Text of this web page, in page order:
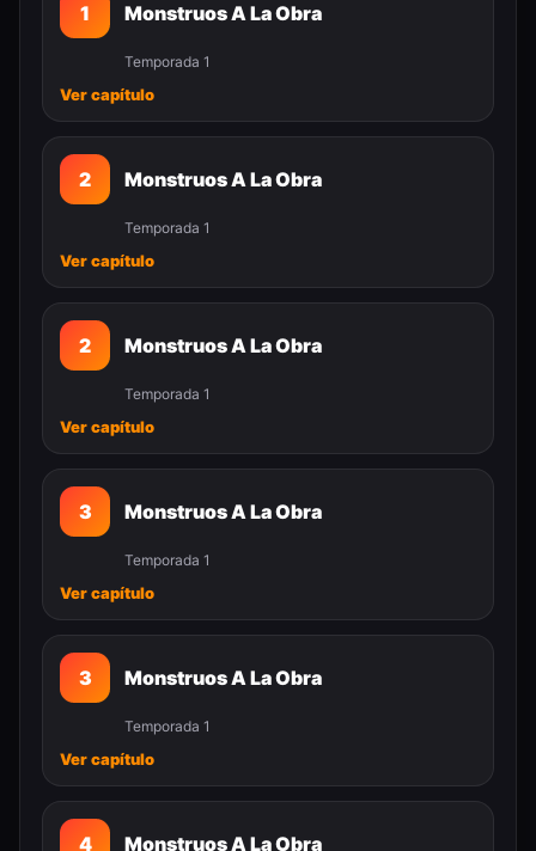
1 Monstruos A La Obra
Temporada 1
Ver capítulo
2 Monstruos A La Obra
Temporada 1
Ver capítulo
2 Monstruos A La Obra
Temporada 1
Ver capítulo
3 Monstruos A La Obra
Temporada 1
Ver capítulo
3 Monstruos A La Obra
Temporada 1
Ver capítulo
4 Monstruos A La Obra